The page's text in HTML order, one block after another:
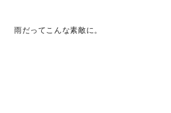
雨だってこんな素敵に。